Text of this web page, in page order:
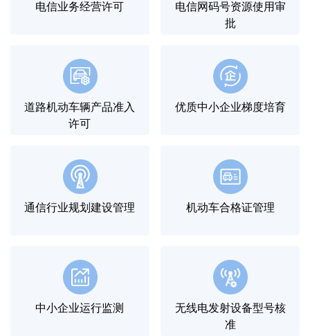
电信业务经营许可
电信网码号资源使用审
批
道路机动车辆产品准入
许可
优质中小企业梯度培育
通信行业规划建设管理 机动车合格证管理
中小企业运行监测
无线电发射设备型号核
准